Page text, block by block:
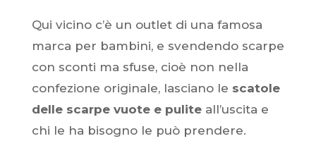
Qui vicino c’è un outlet di una famosa
marca per bambini, e svendendo scarpe
con sconti ma sfuse, cioè non nella
confezione originale, lasciano le scatole
delle scarpe vuote e puliteall’uscita e
chi le ha bisogno le può prendere.